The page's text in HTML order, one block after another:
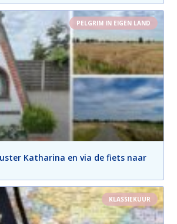
PELGRIM IN EIGEN LAND
Katharina en via de fiets naar
KLASSIEKUUR